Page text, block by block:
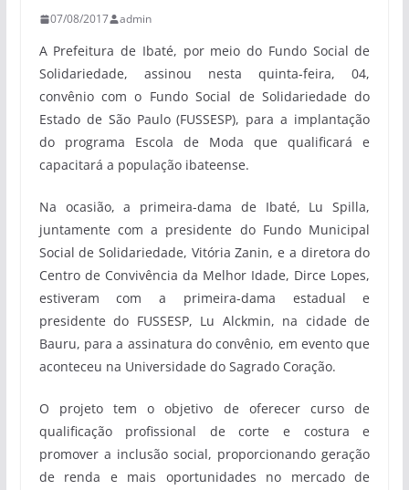
07/08/2017 admin
A Prefeitura de Ibaté, por meio do Fundo Social de
Solidariedade, assinou nesta quinta-feira, 04,
convênio com o Fundo Social de Solidariedade do
Estado de São Paulo (FUSSESP), para a implantação
do programa Escola de Moda que qualificará e
capacitará a população ibateense.
Na ocasião, a primeira-dama de Ibaté, Lu Spilla,
juntamente com a presidente do Fundo Municipal
Social de Solidariedade, Vitória Zanin, e a diretora do
Centro de Convivência da Melhor Idade, Dirce Lopes,
estiveram com a primeira-dama estadual e
presidente do FUSSESP, Lu Alckmin, na cidade de
Bauru, para a assinatura do convênio, em evento que
aconteceu na Universidade do Sagrado Coração.
O projeto tem o objetivo de oferecer curso de
qualificação profissional de corte e costura e
promover a inclusão social, proporcionando geração
de renda e mais oportunidades no mercado de